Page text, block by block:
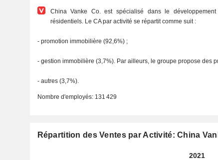
China Vanke Co. est spécialisé dans le
résidentiels. Le CA par activité se répartit comme suit :
- promotion immobilière (92,6%) ;
- gestion immobilière (3,7%). Par ailleurs, le groupe propose des
- autres (3,7%).
Nombre d'employés: 131 429
Répartition des Ventes par Activité: China
2021